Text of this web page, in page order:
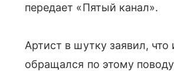
передает «Пятый канал».
Артист в шутку заявил,
обращался по этому